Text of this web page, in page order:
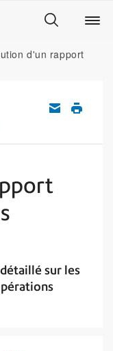
d'un rapport
sur les